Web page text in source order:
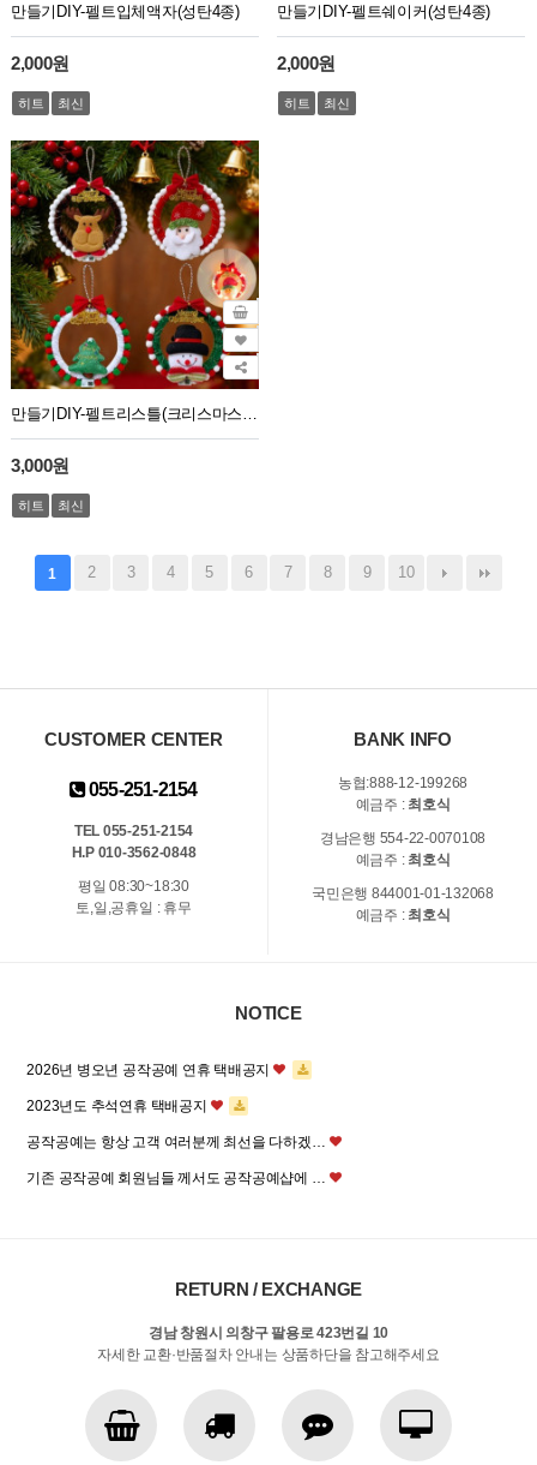
만들기DIY-펠트입체액자(성탄4종)
2,000원
히트 최신
만들기DIY-펠트쉐이커(성탄4종)
2,000원
히트 최신
3,000원
히트 최신
1 2 3 4 5 6 7 8 9 10
CUSTOMER CENTER
055-251-2154
TEL 055-251-2154
H.P 010-3562-0848
평일 08:30~18:30
토,일,공휴일 : 휴무
BANK INFO
농협:888-12-199268
예금주 : 최호식
경남은행 554-22-0070108
예금주 : 최호식
국민은행 844001-01-132068
예금주 : 최호식
NOTICE
2026년 병오년 공작공예 연휴 택배공지
2023년도 추석연휴 택배공지
공작공예는 항상 고객 여러분께 최선을 다하겠…
기존 공작공예 회원님들 께서도 공작공예샵에 …
RETURN / EXCHANGE
경남 창원시 의창구 팔용로 423번길 10
자세한 교환·반품절차 안내는 상품하단을 참고해주세요